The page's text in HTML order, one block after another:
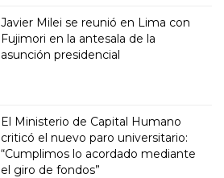
Javier Milei se reunió en Lima con
Fujimori en la antesala de la
asunción presidencial
El Ministerio de Capital Humano
criticó el nuevo paro universitario:
“Cumplimos lo acordado mediante
el giro de fondos”